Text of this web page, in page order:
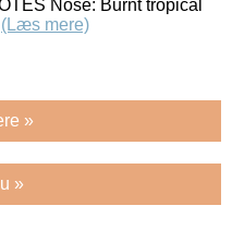
Nose: Burnt tropical
(Læs mere)
»
»